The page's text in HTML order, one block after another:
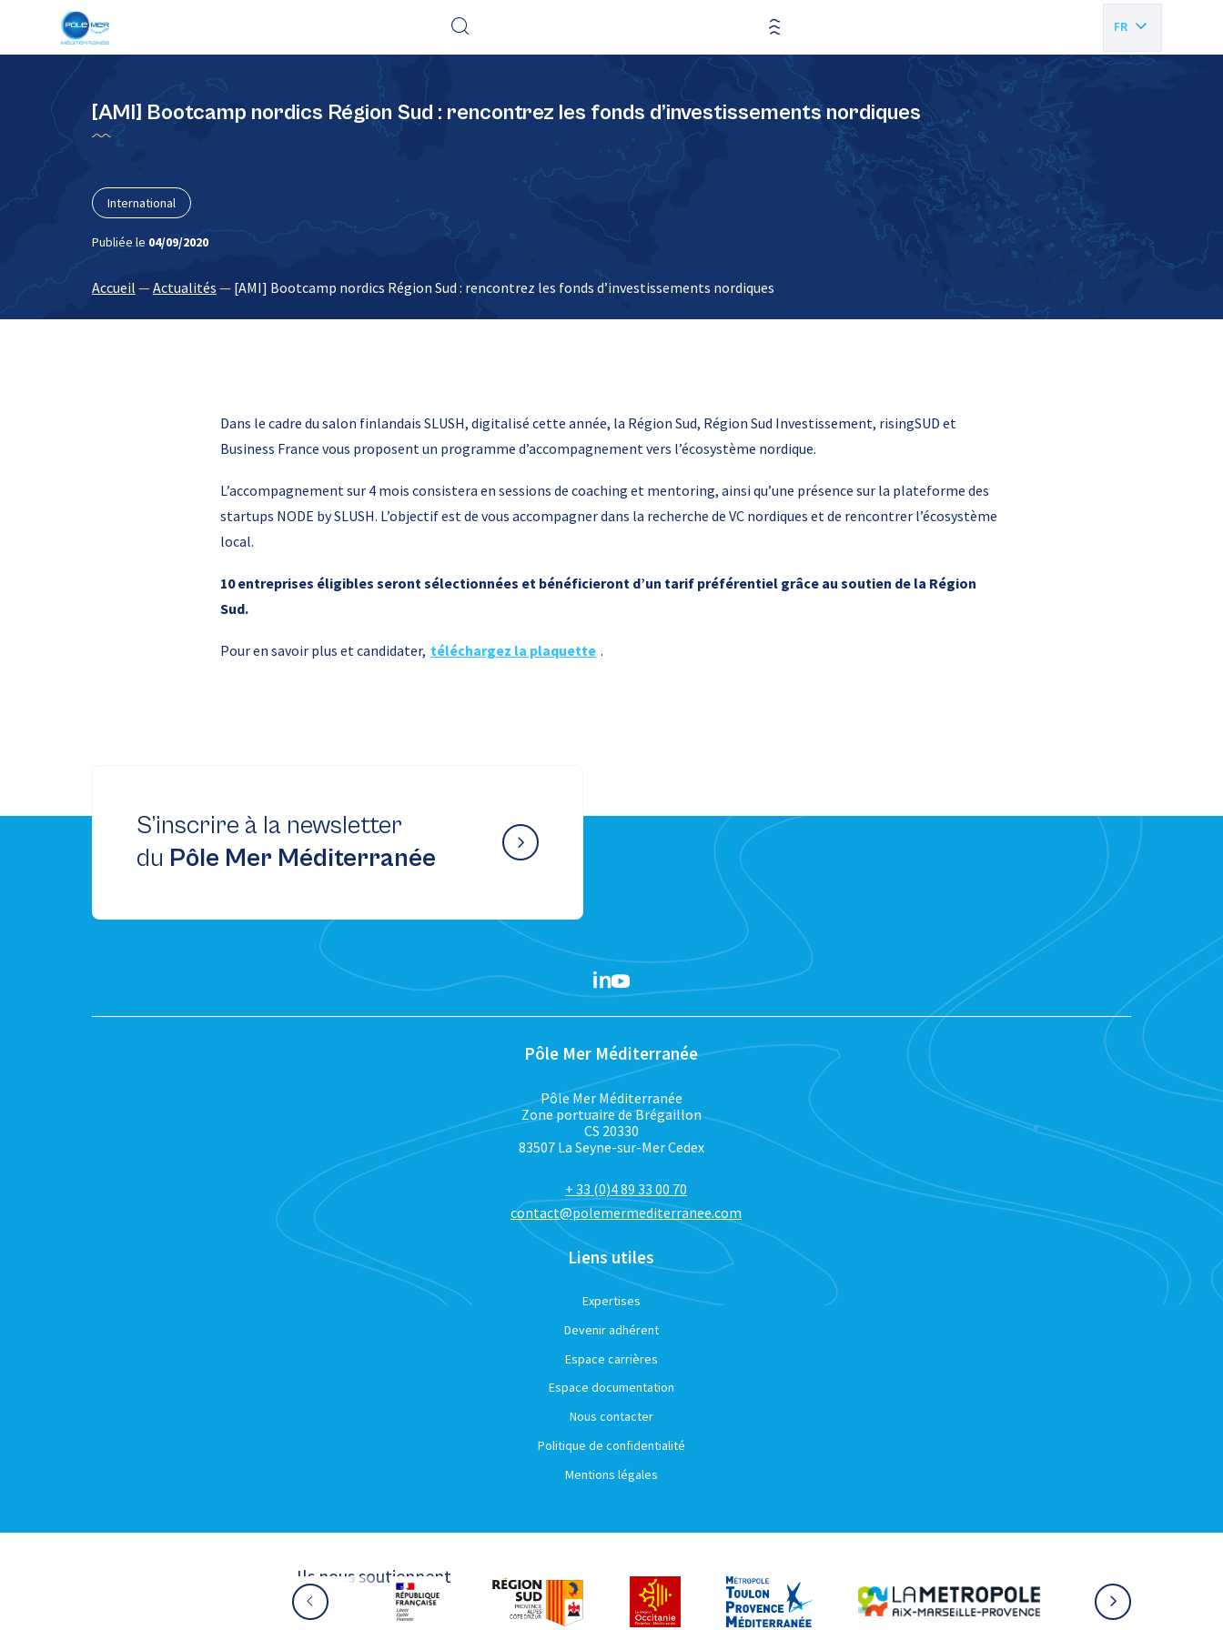
FR
[AMI] Bootcamp nordics Région Sud : rencontrez les fonds d’investissements nordiques
International
Publiée le 04/09/2020
Accueil —Actualités — [AMI] Bootcamp nordics Région Sud : rencontrez les fonds d’investissements nordiques
Dans le cadre du salon finlandais SLUSH, digitalisé cette année, la Région Sud, Région Sud Investissement, risingSUD et
Business France vous proposent un programme d’accompagnement vers l’écosystème nordique.
L’accompagnement sur 4 mois consistera en sessions de coaching et mentoring, ainsi qu’une présence sur la plateforme des
startups NODE by SLUSH. L’objectif est de vous accompagner dans la recherche de VC nordiques et de rencontrer l’écosystème
local.
10 entreprises éligibles seront sélectionnées et bénéficieront d’un tarif préférentiel grâce au soutien de la Région
Sud.
Pour en savoir plus et candidater, téléchargez la plaquette .
S’inscrire à la newsletter
du Pôle Mer Méditerranée
Pôle Mer Méditerranée
Pôle Mer Méditerranée
Zone portuaire de Brégaillon
CS 20330
83507 La Seyne-sur-Mer Cedex
+ 33 (0)4 89 33 00 70
contact@polemermediterranee.com
Liens utiles
Expertises
Devenir adhérent
Espace carrières
Espace documentation
Nous contacter
Politique de confidentialité
Mentions légales
Ils nous soutiennent
Panneau de gestion des cookies